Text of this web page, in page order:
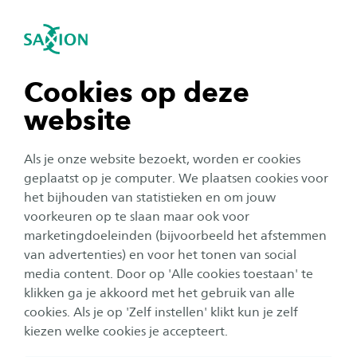
Cookies op deze
website
Als je onze website bezoekt, worden er cookies
geplaatst op je computer. We plaatsen cookies voor
het bijhouden van statistieken en om jouw
voorkeuren op te slaan maar ook voor
marketingdoeleinden (bijvoorbeeld het afstemmen
van advertenties) en voor het tonen van social
media content. Door op 'Alle cookies toestaan' te
klikken ga je akkoord met het gebruik van alle
cookies. Als je op 'Zelf instellen' klikt kun je zelf
kiezen welke cookies je accepteert.
Navigatie openen
tonen
tonen
tonen
tonen
sluiten
Sustainable & Functional Textiles
Subnavigatie tonen
Onze focus
De belangrijkste onderzoeksgebieden van
lectoraat Sustainable & Functional Textiles zijn:
Voor dit element zijn cookies nodig
Voor sommige elementen gebruikt Saxion inhoud
via derden, waarvoor cookies nodig zijn. Accepteer
cookies van type "marketing" om dit element te
bekijken. Meer weten? Lees onscookie-statement
Cookie-instellingen aanpassen